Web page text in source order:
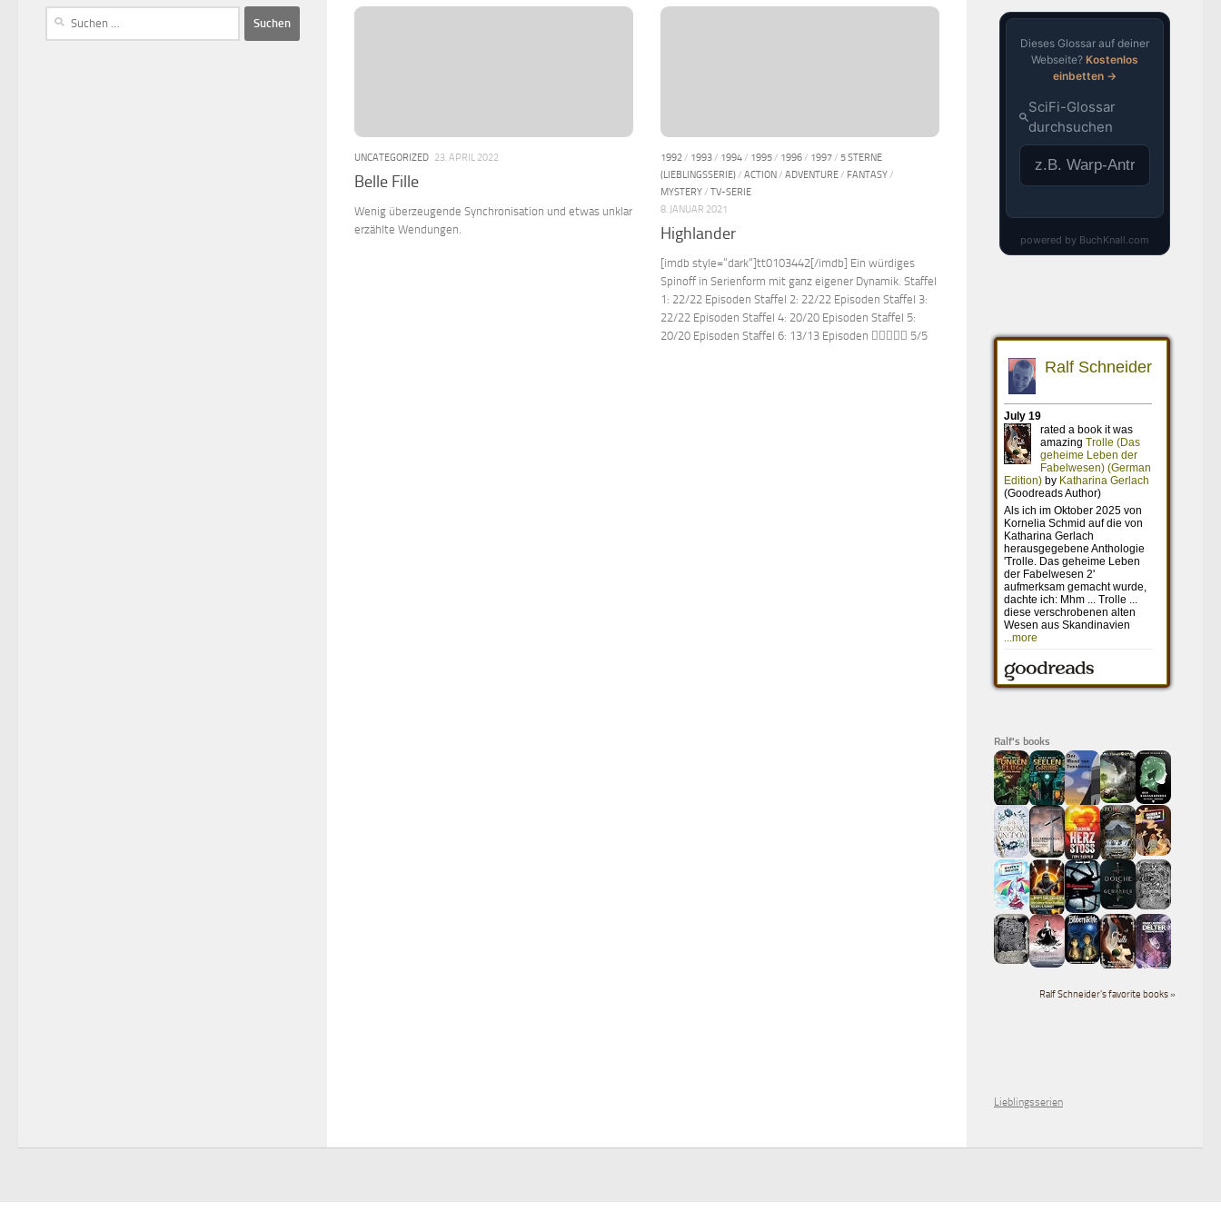
UNCATEGORIZED 23. APRIL 2022
Belle Fille
Wenig überzeugende Synchronisation und etwas unklar
erzählte Wendungen.
1992/ 1993/ 1994/ 1995/ 1996/ 1997/ 5 STERNE
(LIEBLINGSSERIE)/ ACTION/ ADVENTURE/ FANTASY/
MYSTERY/ TV-SERIE
8. JANUAR 2021
Highlander
[imdb style=“dark“]tt0103442[/imdb] Ein würdiges
Spinoff in Serienform mit ganz eigener Dynamik. Staffel
1: 22/22 Episoden Staffel 2: 22/22 Episoden Staffel 3:
22/22 Episoden Staffel 4: 20/20 Episoden Staffel 5:
20/20 Episoden Staffel 6: 13/13 Episoden  5/5
Ralf's books
Ralf Schneider's favorite books »
Lieblingsserien